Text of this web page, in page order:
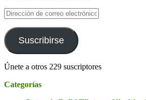
Dirección
de
correo
electrónico
Suscribirse
Únete a otros 229 suscriptores
Categorías